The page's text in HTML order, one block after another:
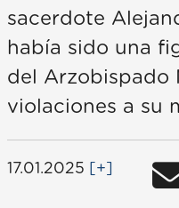
sacerdote
había sido una
del Arzobispado
violaciones a su
17.01.2025 [+]